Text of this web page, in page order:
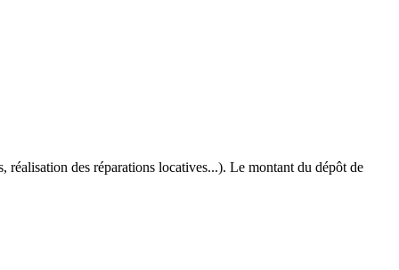
des réparations locatives...). Le montant du dépôt de